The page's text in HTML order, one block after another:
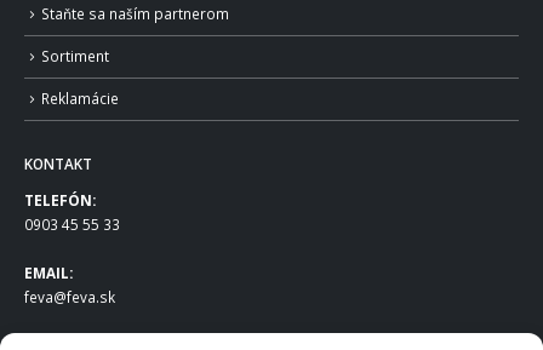
Staňte sa naším partnerom
Sortiment
Reklamácie
KONTAKT
TELEFÓN:
0903 45 55 33
EMAIL:
feva@feva.sk